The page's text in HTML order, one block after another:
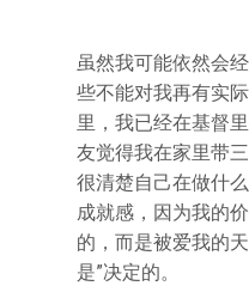
虽然我可能依然会
些不能对我再有实
里，我已经在基督
友觉得我在家里带
很清楚自己在做什
成就感，因为我的
的，而是被爱我的
是”决定的。